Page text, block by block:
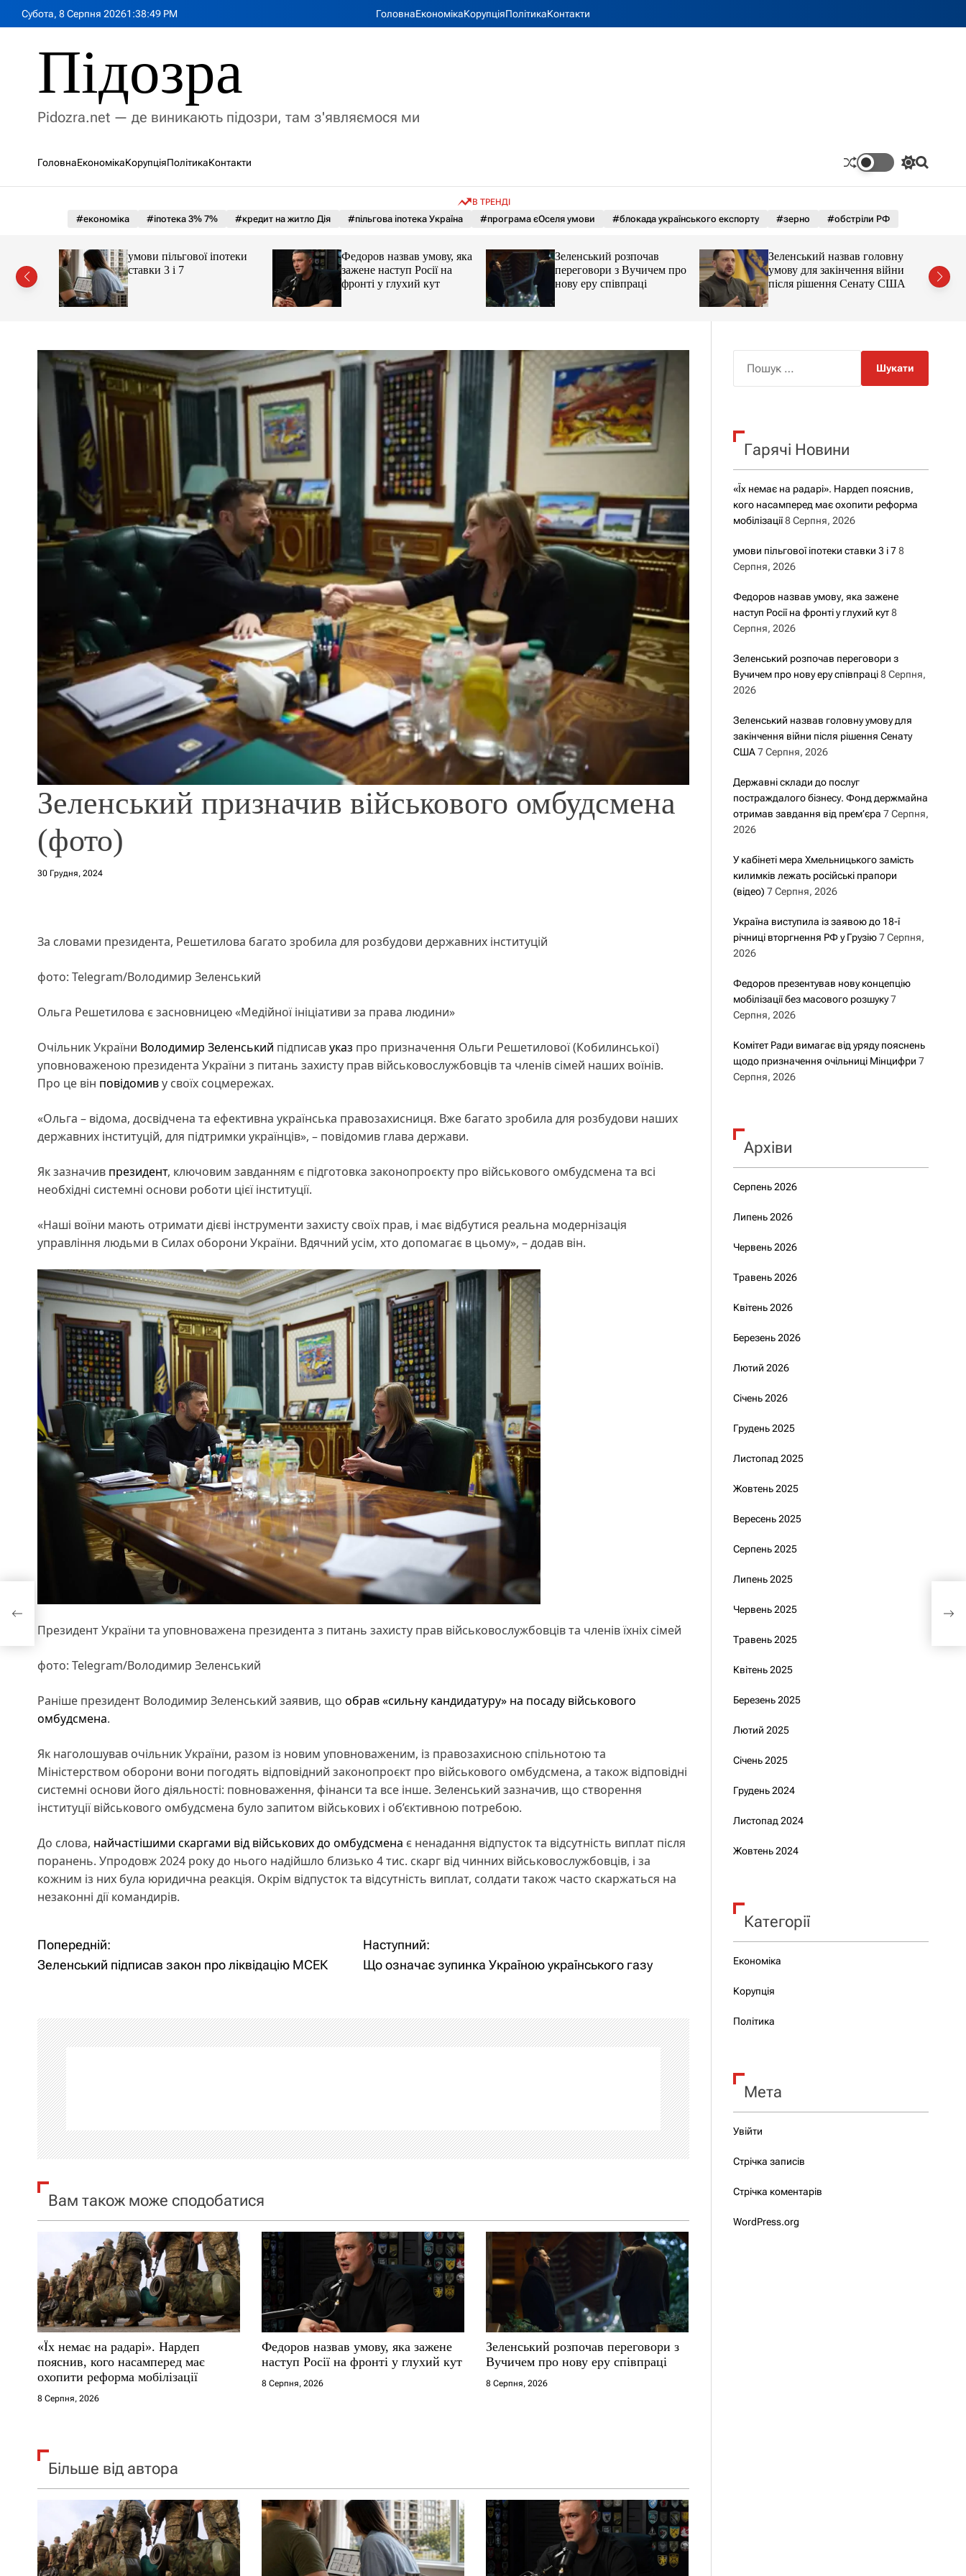
Субота, 8 Серпня 20261 :38:50 PM ГоловнаЕкономікаКорупціяПолітикаКонтакти
Підозра
Pidozra.net — де виникають підозри, там з'являємося ми
ГоловнаЕкономікаКорупціяПолітикаКонтакти
П
м
а
ч
к
о
о
в
о
г
у
П
В ТРЕНДІ
#економіка #іпотека 3% 7% #кредит на житло Дія #пільгова іпотека Україна #програма єОселя умови #блокада українського експорту #зерно #обстріли РФ
умови пільгової іпотеки
ставки 3 і 7
Федоров назвав умову, яка
зажене наступ Росії на
фронті у глухий кут
Зеленський розпочав
переговори з Вучичем про
нову еру співпраці
Зеленський назвав головну
умову для закінчення війни
після рішення Сенату США
Зеленський призначив військового омбудсмена
(фото)
30 Грудня, 2024
За словами президента, Решетилова багато зробила для розбудови державних інституцій
фото: Telegram/Володимир Зеленський
Ольга Решетилова є засновницею «Медійної ініціативи за права людини»
Очільник України Володимир Зеленський підписавуказ про призначення Ольги Решетилової (Кобилинської)
уповноваженою президента України з питань захисту прав військовослужбовців та членів сімей наших воїнів.
Про це він повідомиву своїх соцмережах.
«Ольга – відома, досвідчена та ефективна українська правозахисниця. Вже багато зробила для розбудови наших
державних інституцій, для підтримки українців», – повідомив глава держави.
Як зазначив президент, ключовим завданням є підготовка законопроєкту про військового омбудсмена та всі
необхідні системні основи роботи цієї інституції.
«Наші воїни мають отримати дієві інструменти захисту своїх прав, і має відбутися реальна модернізація
управління людьми в Силах оборони України. Вдячний усім, хто допомагає в цьому», – додав він.
Президент України та уповноважена президента з питань захисту прав військовослужбовців та членів їхніх сімей
фото: Telegram/Володимир Зеленський
Раніше президент Володимир Зеленський заявив, що обрав «сильну кандидатуру» на посаду військового
омбудсмена.
Як наголошував очільник України, разом із новим уповноваженим, із правозахисною спільнотою та
Міністерством оборони вони погодять відповідний законопроєкт про військового омбудсмена, а також відповідні
системні основи його діяльності: повноваження, фінанси та все інше. Зеленський зазначив, що створення
інституції військового омбудсмена було запитом військових і об’єктивною потребою.
До слова, найчастішими скаргами від військових до омбудсмена є ненадання відпусток та відсутність виплат після
поранень. Упродовж 2024 року до нього надійшло близько 4 тис. скарг від чинних військовослужбовців, і за
кожним із них була юридична реакція. Окрім відпусток та відсутність виплат, солдати також часто скаржаться на
незаконні дії командирів.
Н
і
г
а
ц
і
я
з
п
и
с
і
Попередній:
Зеленський підписав закон про ліквідацію МСЕК
Наступний:
Що означає зупинка Україною українського газу
Вам також може сподобатися
«Їх немає на радарі». Нардеп
пояснив, кого насамперед має
охопити реформа мобілізації
8 Серпня, 2026
Федоров назвав умову, яка зажене
наступ Росії на фронті у глухий кут
8 Серпня, 2026
Зеленський розпочав переговори з
Вучичем про нову еру співпраці
8 Серпня, 2026
Більше від автора
к
Гарячі Новини
«Їх немає на радарі». Нардеп пояснив,
кого насамперед має охопити реформа
мобілізації 8 Серпня, 2026
умови пільгової іпотеки ставки 3 і 7 8
Серпня, 2026
Федоров назвав умову, яка зажене
наступ Росії на фронті у глухий кут 8
Серпня, 2026
Зеленський розпочав переговори з
Вучичем про нову еру співпраці 8 Серпня,
2026
Зеленський назвав головну умову для
закінчення війни після рішення Сенату
США 7 Серпня, 2026
Державні склади до послуг
постраждалого бізнесу. Фонд держмайна
отримав завдання від прем’єра 7 Серпня,
2026
У кабінеті мера Хмельницького замість
килимків лежать російські прапори
(відео) 7 Серпня, 2026
Україна виступила із заявою до 18-ї
річниці вторгнення РФ у Грузію 7 Серпня,
2026
Федоров презентував нову концепцію
мобілізації без масового розшуку 7
Серпня, 2026
Комітет Ради вимагає від уряду пояснень
щодо призначення очільниці Мінцифри 7
Серпня, 2026
Архіви
Серпень 2026
Липень 2026
Червень 2026
Травень 2026
Квітень 2026
Березень 2026
Лютий 2026
Січень 2026
Грудень 2025
Листопад 2025
Жовтень 2025
Вересень 2025
Серпень 2025
Липень 2025
Червень 2025
Травень 2025
Квітень 2025
Березень 2025
Лютий 2025
Січень 2025
Грудень 2024
Листопад 2024
Жовтень 2024
Категорії
Економіка
Корупція
Політика
Мета
Увійти
Стрічка записів
Стрічка коментарів
WordPress.org